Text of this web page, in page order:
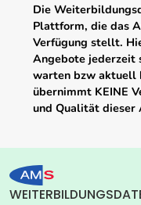
Die
Plattform, die das
Verfügung stellt.
Angebote jederzeit
warten bzw aktuell
übernimmt KEINE
und Qualität dieser